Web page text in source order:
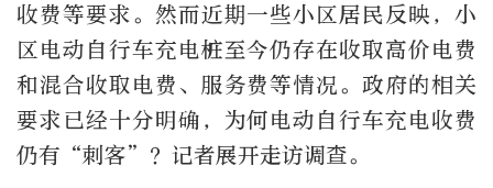
收费等要求。然而近期一些小区居民反映，小
区电动自行车充电桩至今仍存在收取高价电费
和混合收取电费、服务费等情况。政府的相关
要求已经十分明确，为何电动自行车充电收费
仍有“刺客”？记者展开走访调查。